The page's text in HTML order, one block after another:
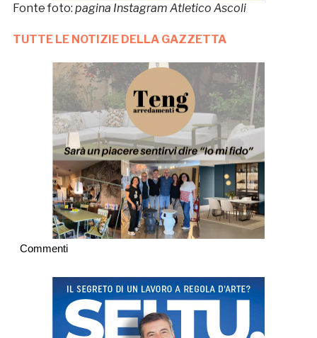
Fonte foto: pagina Instagram Atletico Ascoli
TUTTE LE NOTIZIE DELLA GAZZETTA
Commenti